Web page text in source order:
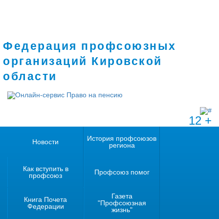
Федерация профсоюзных
организаций Кировской
области
12 +
Новости
История профсоюзов
региона
Как вступить в
профсоюз
Профсоюз помог
Книга Почета
Федерации
Газета
"Профсоюзная
жизнь"